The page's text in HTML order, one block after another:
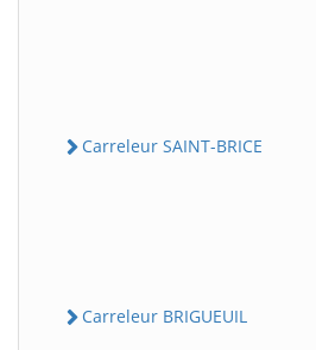
Carreleur SAINT-BRICE
Carreleur BRIGUEUIL